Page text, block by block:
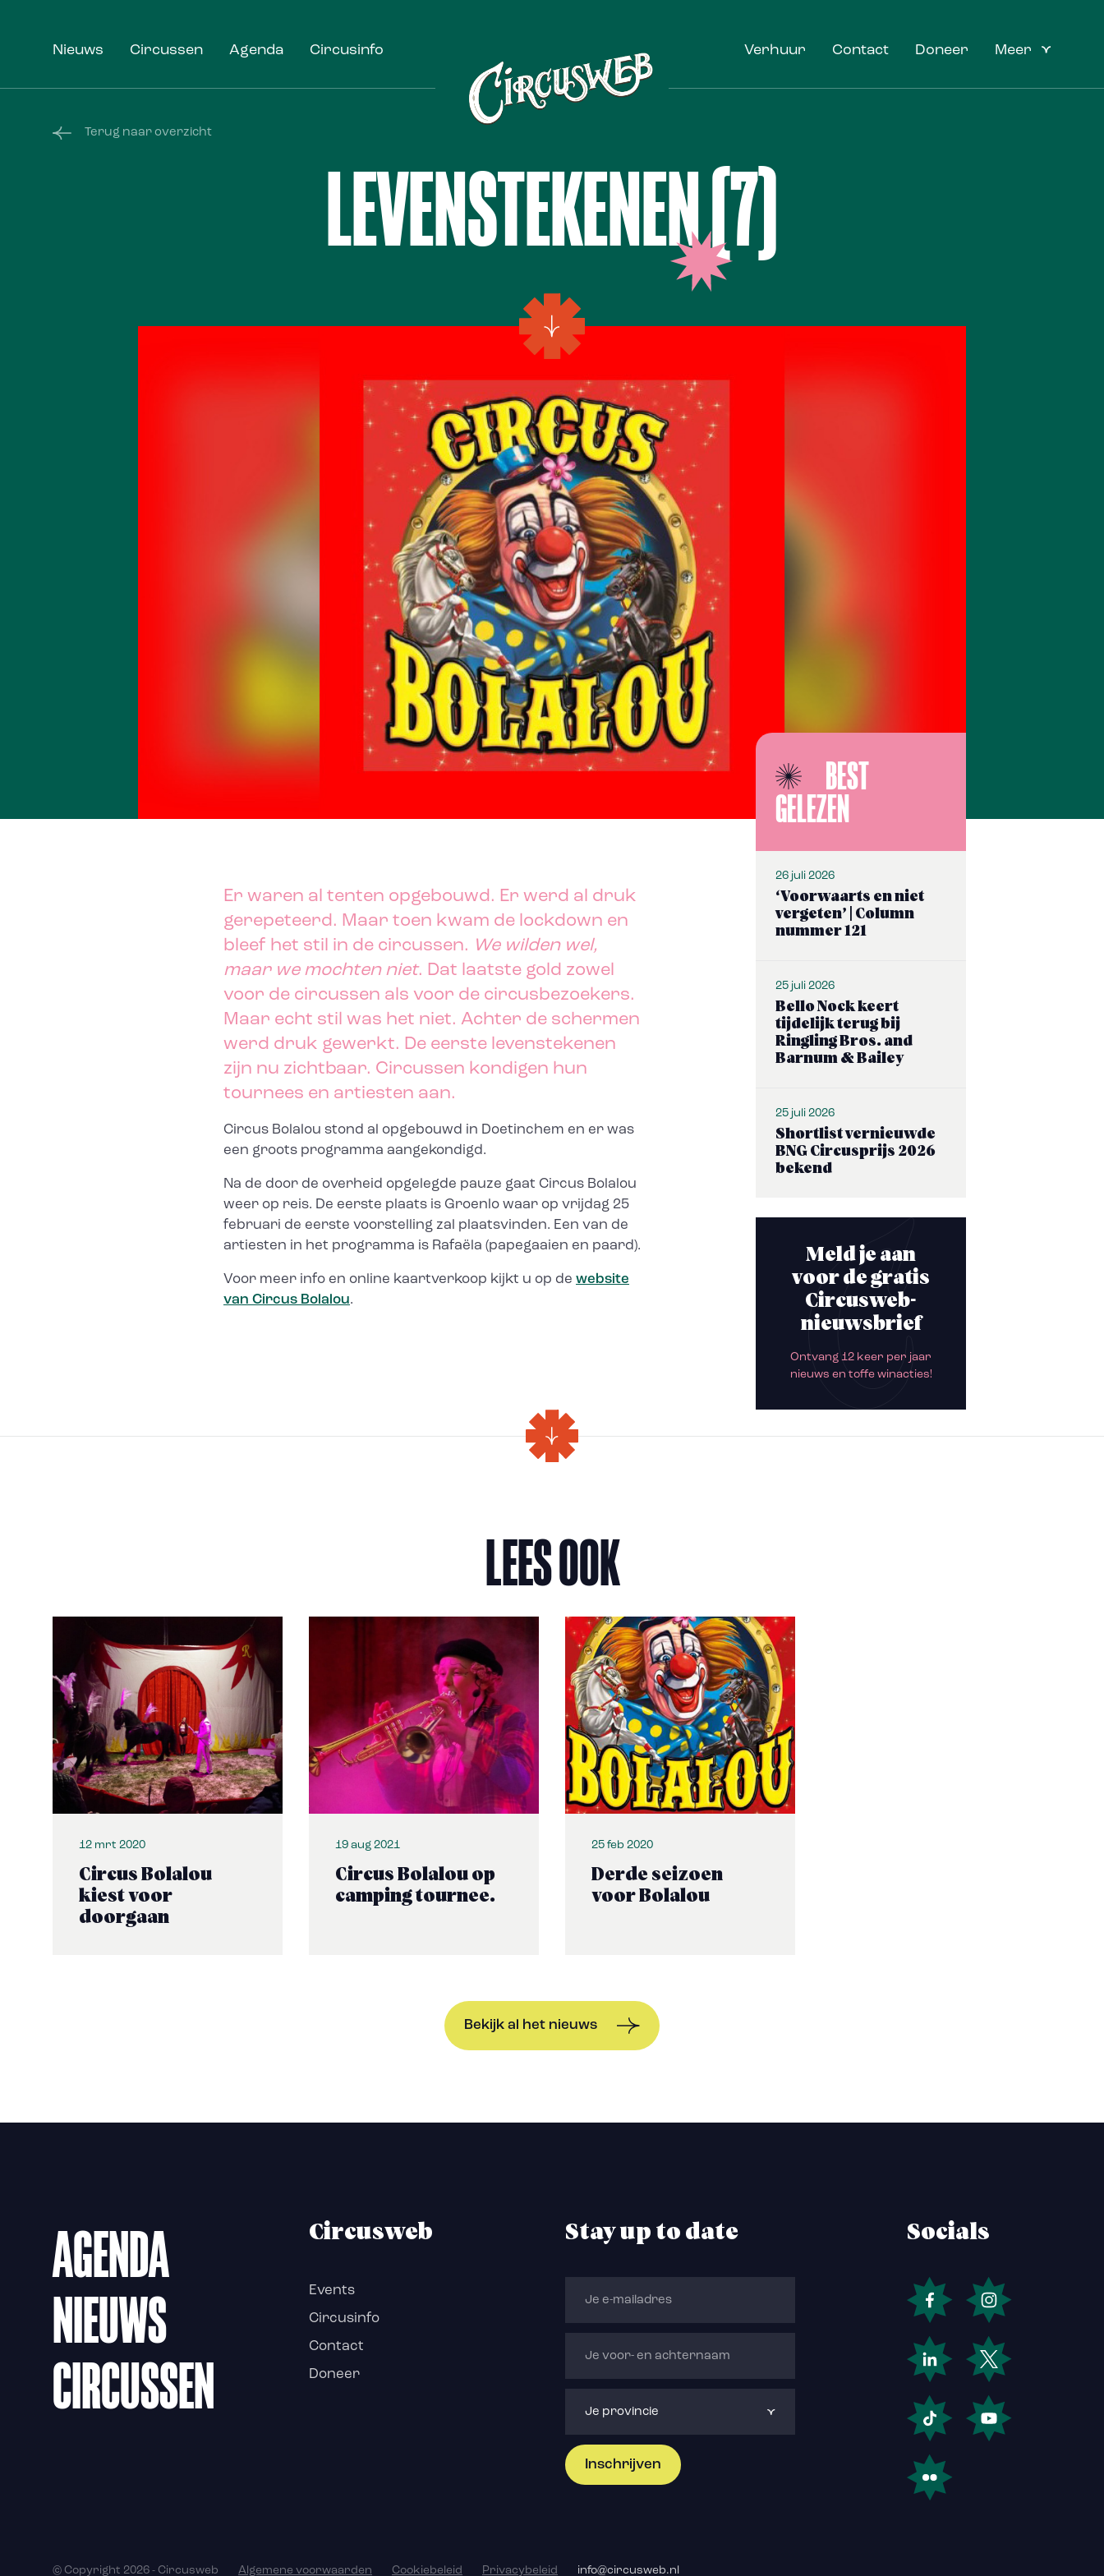
Nieuws Circussen Agenda Circusinfo Verhuur Contact Doneer Meer
Terug naar overzicht
LEVENSTEKENEN (7)
Er waren al tenten opgebouwd. Er werd al druk
gerepeteerd. Maar toen kwam de lockdown en
bleef het stil in de circussen. We wilden wel,
maar we mochten niet. Dat laatste gold zowel
voor de circussen als voor de circusbezoekers.
Maar echt stil was het niet. Achter de schermen
werd druk gewerkt. De eerste levenstekenen
zijn nu zichtbaar. Circussen kondigen hun
tournees en artiesten aan.
Circus Bolalou stond al opgebouwd in Doetinchem en er was
een groots programma aangekondigd.
Na de door de overheid opgelegde pauze gaat Circus Bolalou
weer op reis. De eerste plaats is Groenlo waar op vrijdag 25
februari de eerste voorstelling zal plaatsvinden. Een van de
artiesten in het programma is Rafaëla (papegaaien en paard).
Voor meer info en online kaartverkoop kijkt u op de website
van Circus Bolalou.
BEST
GELEZEN
26 juli 2026
‘Voorwaarts en niet
vergeten’ | Column
nummer 121
25 juli 2026
Bello Nock keert
tijdelijk terug bij
Ringling Bros. and
Barnum & Bailey
25 juli 2026
Shortlist vernieuwde
BNG Circusprijs 2026
bekend
Meld je aan
voor de gratis
Circusweb-
nieuwsbrief
Ontvang 12 keer per jaar
nieuws en toffe winacties!
LEES OOK
12 mrt 2020
Circus Bolalou
kiest voor
doorgaan
19 aug 2021
Circus Bolalou op
camping tournee.
25 feb 2020
Derde seizoen
voor Bolalou
Bekijk al het nieuws
AGENDA
NIEUWS
CIRCUSSEN
Circusweb
Events
Circusinfo
Contact
Doneer
Stay up to date Socials
© Copyright 2026 - Circusweb Algemene voorwaarden Cookiebeleid Privacybeleid info@circusweb.nl